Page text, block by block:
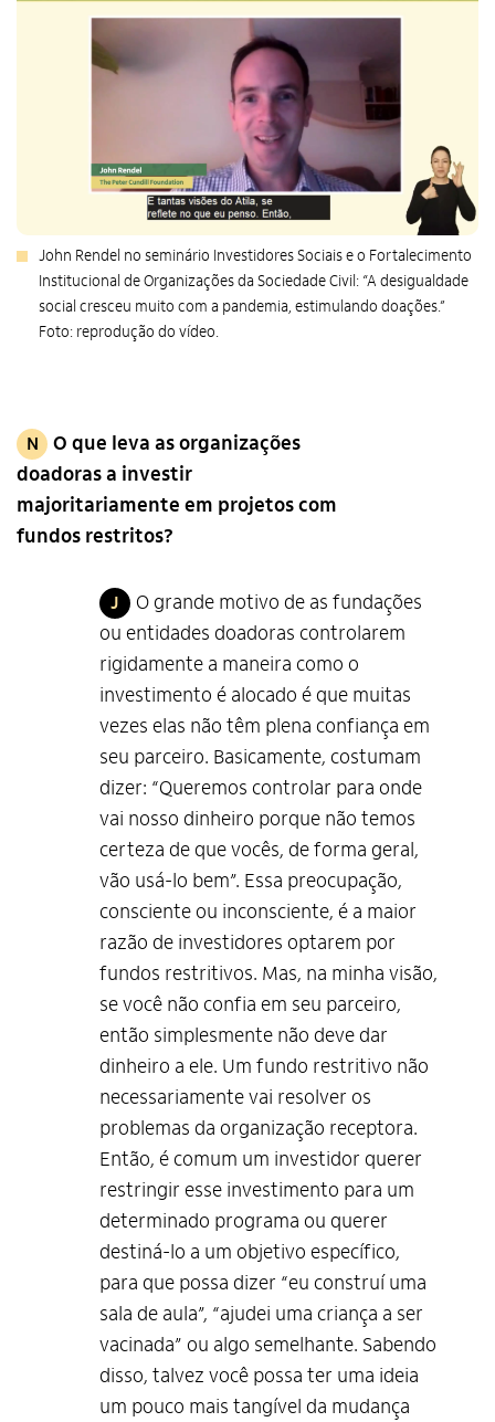
John Rendel no seminário Investidores Sociais e o Fortalecimento
Institucional de Organizações da Sociedade Civil: “A desigualdade
social cresceu muito com a pandemia, estimulando doações.”
Foto: reprodução do vídeo.
N
O que leva as organizações
doadoras a investir
majoritariamente em projetos com
fundos restritos?
J
O grande motivo de as fundações
ou entidades doadoras controlarem
rigidamente a maneira como o
investimento é alocado é que muitas
vezes elas não têm plena confiança em
seu parceiro. Basicamente, costumam
dizer: “Queremos controlar para onde
vai nosso dinheiro porque não temos
certeza de que vocês, de forma geral,
vão usá-lo bem”. Essa preocupação,
consciente ou inconsciente, é a maior
razão de investidores optarem por
fundos restritivos. Mas, na minha visão,
se você não confia em seu parceiro,
então simplesmente não deve dar
dinheiro a ele. Um fundo restritivo não
necessariamente vai resolver os
problemas da organização receptora.
Então, é comum um investidor querer
restringir esse investimento para um
determinado programa ou querer
destiná-lo a um objetivo específico,
para que possa dizer “eu construí uma
sala de aula”, “ajudei uma criança a ser
vacinada” ou algo semelhante. Sabendo
disso, talvez você possa ter uma ideia
um pouco mais tangível da mudança